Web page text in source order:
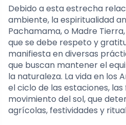
Debido a esta estrecha
ambiente, la espiritualidad
Pachamama, o Madre
que se debe respeto y
manifiesta en diversas
que buscan mantener el
la naturaleza. La vida en los
el ciclo de las estaciones,
movimiento del sol, que
agrícolas, festividades y